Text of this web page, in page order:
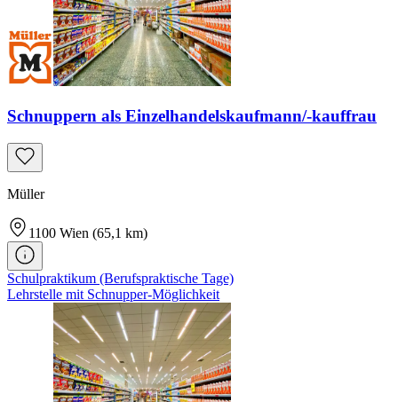
Schnuppern als Einzelhandelskaufmann/-kauffrau
Müller
1100 Wien (65,1 km)
Schulpraktikum (Berufspraktische Tage)
Lehrstelle mit Schnupper-Möglichkeit